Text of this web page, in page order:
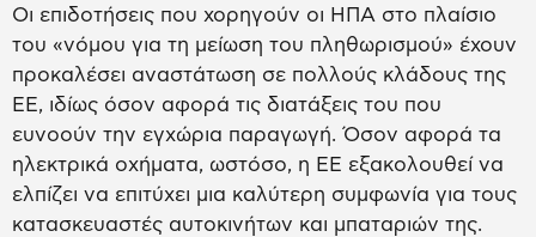
Οι επιδοτήσεις που χορηγούν οι ΗΠΑ στο πλαίσιο
του «νόμου για τη μείωση του πληθωρισμού» έχουν
προκαλέσει αναστάτωση σε πολλούς κλάδους της
ΕΕ, ιδίως όσον αφορά τις διατάξεις του που
ευνοούν την εγχώρια παραγωγή. Όσον αφορά τα
ηλεκτρικά οχήματα, ωστόσο, η ΕΕ εξακολουθεί να
ελπίζει να επιτύχει μια καλύτερη συμφωνία για τους
κατασκευαστές αυτοκινήτων και μπαταριών της.